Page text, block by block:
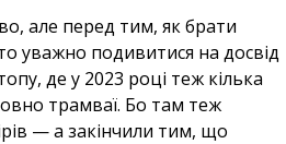
але перед тим, як брати
уважно подивитися на досвід
де у 2023 році теж кілька
трамваї. Бо там теж
— а закінчили тим, що